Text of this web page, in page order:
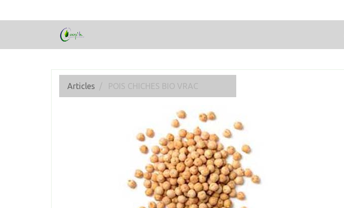
Articles POIS CHICHES BIO VRAC